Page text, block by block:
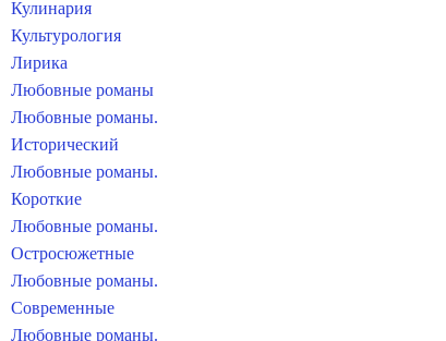
Кулинария
Культурология
Лирика
Любовные романы
Любовные романы.
Исторический
Любовные романы.
Короткие
Любовные романы.
Остросюжетные
Любовные романы.
Современные
Любовные романы.